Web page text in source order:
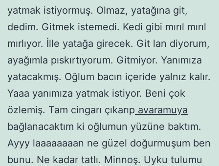
yatmak istiyormuş. Olmaz, yatağına git,
dedim. Gitmek istemedi. Kedi gibi mırıl mırıl
mırlıyor. İlle yatağa girecek. Git lan diyorum,
ayağımla pıskırtıyorum. Gitmiyor. Yanımıza
yatacakmış. Oğlum bacın içeride yalnız kalır.
Yaaa yanımıza yatmak istiyor. Beni çok
özlemiş. Tam cingarı çıkarıp avaramuya
bağlanacaktım ki oğlumun yüzüne baktım.
Ayyy laaaaaaaan ne güzel doğurmuşum ben
bunu. Ne kadar tatlı. Minnoş. Uyku tulumu